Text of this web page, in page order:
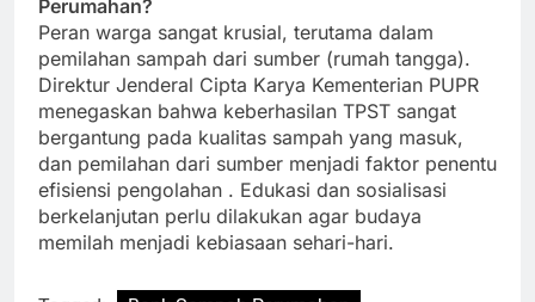
Perumahan?
Peran warga sangat krusial, terutama dalam
pemilahan sampah dari sumber (rumah tangga).
Direktur Jenderal Cipta Karya Kementerian PUPR
menegaskan bahwa keberhasilan TPST sangat
bergantung pada kualitas sampah yang masuk,
dan pemilahan dari sumber menjadi faktor penentu
efisiensi pengolahan . Edukasi dan sosialisasi
berkelanjutan perlu dilakukan agar budaya
memilah menjadi kebiasaan sehari-hari.